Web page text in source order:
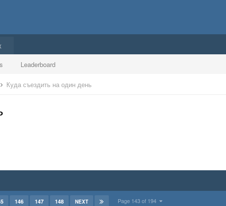
Leaderboard
Куда съездить на один день
146 147 148 NEXT Page 143 of 194